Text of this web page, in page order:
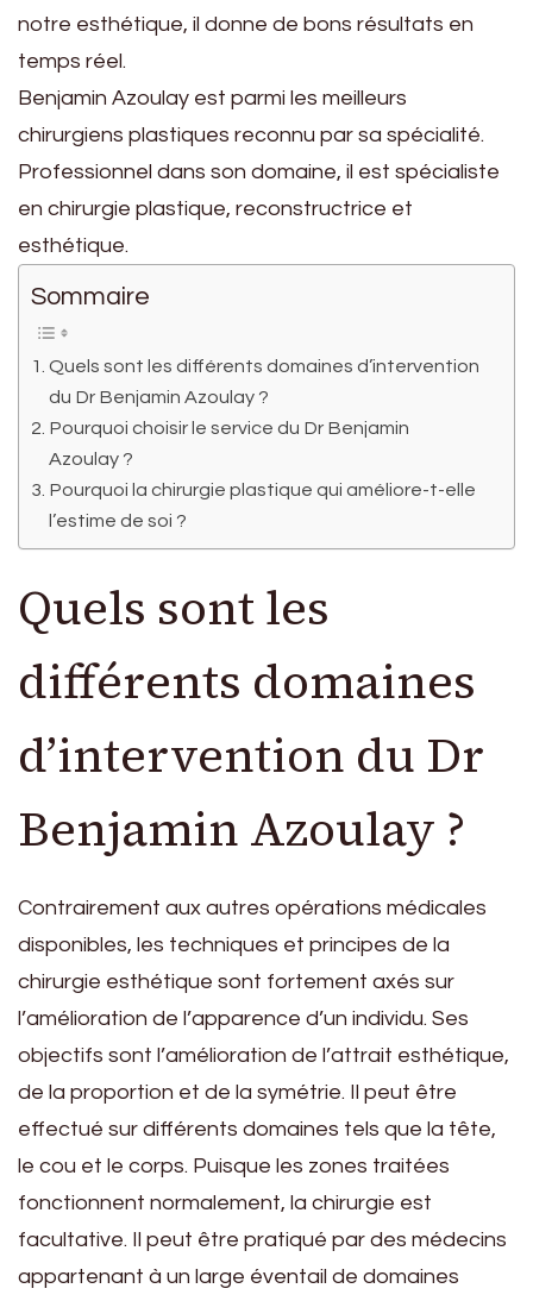
notre esthétique, il donne de bons résultats en
temps réel.
Benjamin Azoulay est parmi les meilleurs
chirurgiens plastiques reconnu par sa spécialité.
Professionnel dans son domaine, il est spécialiste
en chirurgie plastique, reconstructrice et
esthétique.
Sommaire
Quels sont les différents domaines d’intervention
du Dr Benjamin Azoulay ?
Pourquoi choisir le service du Dr Benjamin
Azoulay ?
Pourquoi la chirurgie plastique qui améliore-t-elle
l’estime de soi ?
Quels sont les
différents domaines
d’intervention du Dr
Benjamin Azoulay ?
Contrairement aux autres opérations médicales
disponibles, les techniques et principes de la
chirurgie esthétique sont fortement axés sur
l’amélioration de l’apparence d’un individu. Ses
objectifs sont l’amélioration de l’attrait esthétique,
de la proportion et de la symétrie. Il peut être
effectué sur différents domaines tels que la tête,
le cou et le corps. Puisque les zones traitées
fonctionnent normalement, la chirurgie est
facultative. Il peut être pratiqué par des médecins
appartenant à un large éventail de domaines